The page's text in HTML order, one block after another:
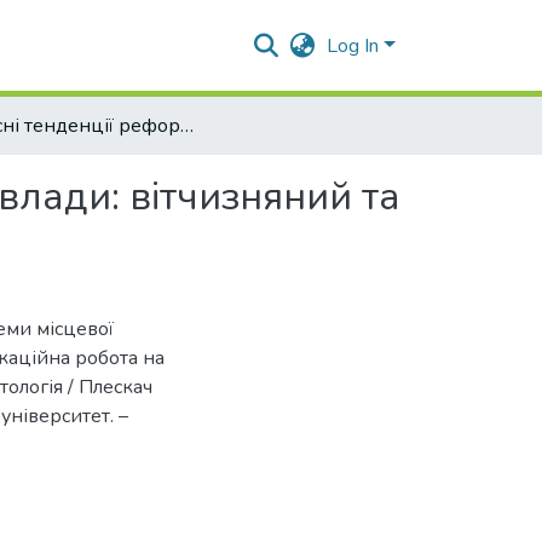
Log In
Сучасні тенденції реформування системи місцевої влади: вітчизняний та європейський досвід
вітчизняний та
місцевої
робота на
/ Плескач
–